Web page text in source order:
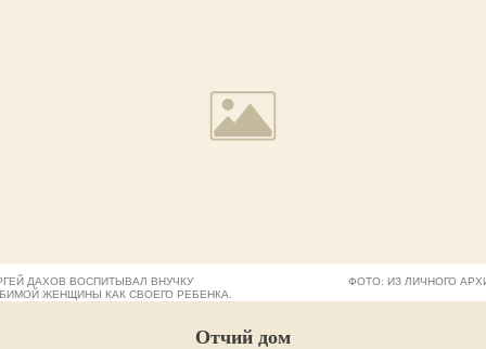
ДАХОВ ВОСПИТЫВАЛ ВНУЧКУ
ЖЕНЩИНЫ КАК СВОЕГО РЕБЕНКА.
ФОТО: ИЗ ЛИЧНОГО
Отчий дом